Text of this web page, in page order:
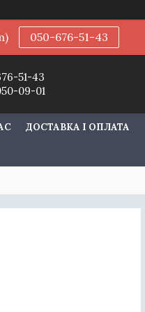
050-676-51-43
51-43
09-01
ДОСТАВКА І ОПЛАТА